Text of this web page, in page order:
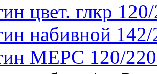
цвет. глкр
набивной
МЕРС 120/